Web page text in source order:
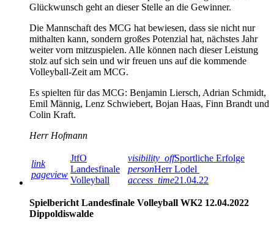
Glückwunsch geht an dieser Stelle an die Gewinner.
Die Mannschaft des MCG hat bewiesen, dass sie nicht nur
mithalten kann, sondern großes Potenzial hat, nächstes Jahr
weiter vorn mitzuspielen. Alle können nach dieser Leistung
stolz auf sich sein und wir freuen uns auf die kommende
Volleyball-Zeit am MCG.
Es spielten für das MCG: Benjamin Liersch, Adrian Schmidt,
Emil Männig, Lenz Schwiebert, Bojan Haas, Finn Brandt und
Colin Kraft.
Herr Hofmann
link
pageview
JtfO
Landesfinale
Volleyball
visibility_offSportliche Erfolge
personHerr Lodel
access_time21.04.22
Spielbericht Landesfinale Volleyball WK2 12.04.2022
Dippoldiswalde